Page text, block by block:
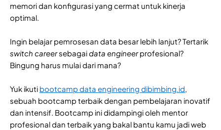
memori dan konfigurasi yang cermat untuk kinerja
optimal.
Ingin belajar pemrosesan data besar lebih lanjut? Tertarik
switch careersebagaidata engineerprofesional?
Bingung harus mulai dari mana?
Yuk ikuti bootcamp data engineering dibimbing.id
sebuah bootcamp terbaik dengan pembelajaran inovatif
dan intensif. Bootcamp ini didampingi oleh mentor
profesional dan terbaik yang bakal bantu kamu jadi web